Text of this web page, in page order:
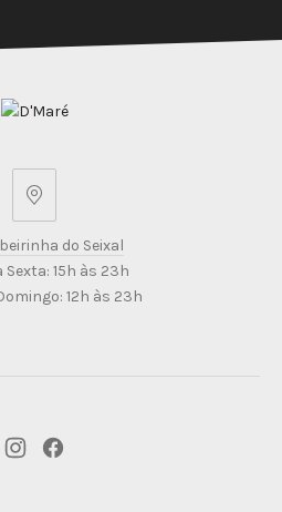
Zona
do Seixal
Sexta: 15h às 23h
12h às 23h
New
New